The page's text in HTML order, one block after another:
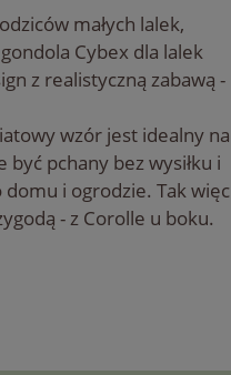
małych lalek,
Cybex dla lalek
z realistyczną zabawą -
wzór jest idealny na
być pchany bez wysiłku i
i ogrodzie. Tak więc
- z Corolle u boku.